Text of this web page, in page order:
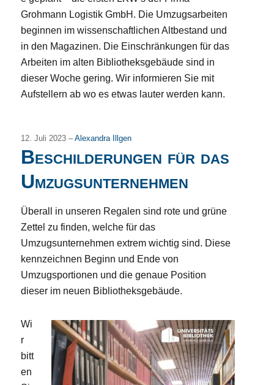
Grohmann Logistik GmbH. Die Umzugsarbeiten
beginnen im wissenschaftlichen Altbestand und
in den Magazinen. Die Einschränkungen für das
Arbeiten im alten Bibliotheksgebäude sind in
dieser Woche gering. Wir informieren Sie mit
Aufstellern ab wo es etwas lauter werden kann.
12. Juli 2023 –Alexandra Illgen
Beschilderungen für das
Umzugsunternehmen
Überall in unseren Regalen sind rote und grüne
Zettel zu finden, welche für das
Umzugsunternehmen extrem wichtig sind. Diese
kennzeichnen Beginn und Ende von
Umzugsportionen und die genaue Position
dieser im neuen Bibliotheksgebäude.
Wi
r
bitt
en